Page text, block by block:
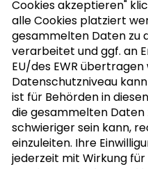
MEIN
Cookies akzeptieren"
alle Cookies platziert
gesammelten Daten zu
verarbeitet und ggf. an
EU/des EWR
Datenschutzniveau
ist für Behörden in
die gesammelten Daten
schwieriger sein kann,
einzuleiten. Ihre
jederzeit mit Wirkung